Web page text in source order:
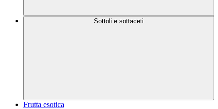
Sottoli e sottaceti
Frutta esotica